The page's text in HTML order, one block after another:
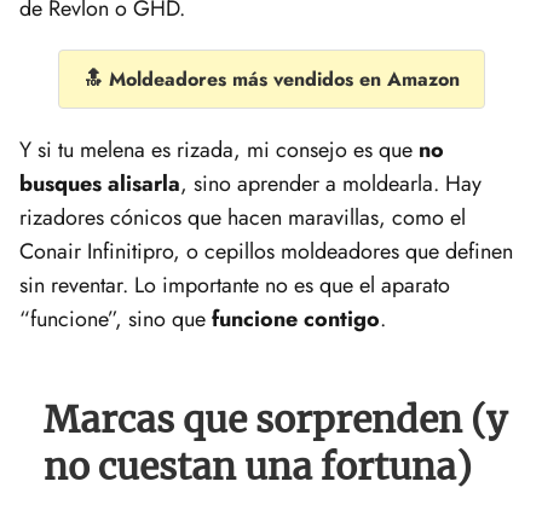
de Revlon o GHD.
🔝 Moldeadores más vendidos en Amazon
Y si tu melena es rizada, mi consejo es que no
busques alisarla, sino aprender a moldearla. Hay
rizadores cónicos que hacen maravillas, como el
Conair Infinitipro, o cepillos moldeadores que definen
sin reventar. Lo importante no es que el aparato
“funcione”, sino quefuncione contigo.
Marcas que sorprenden (y
no cuestan una fortuna)